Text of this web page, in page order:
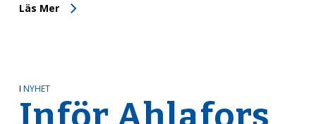
Läs Mer
I NYHET
Inför Ahlafors